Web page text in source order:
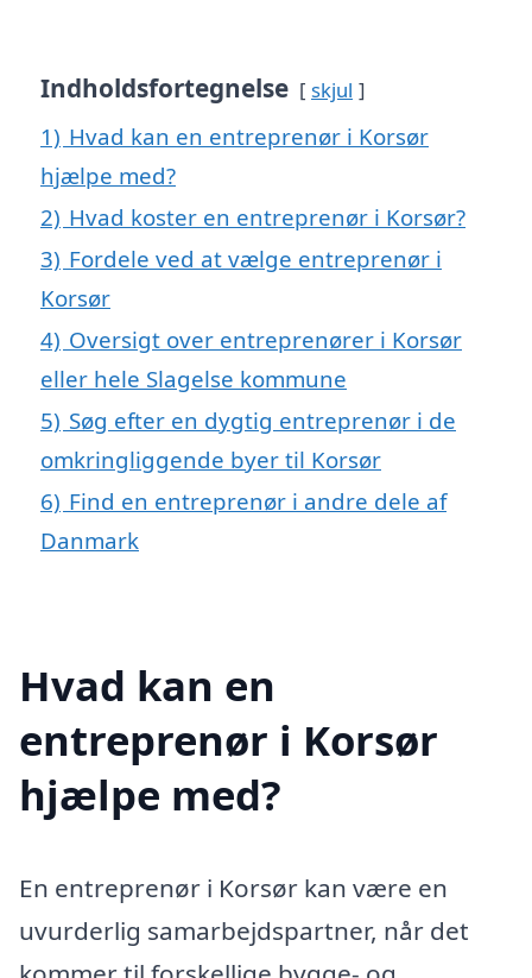
Indholdsfortegnelse skjul
1) Hvad kan en entreprenør i Korsør
hjælpe med?
2) Hvad koster en entreprenør i Korsør?
3) Fordele ved at vælge entreprenør i
Korsør
4) Oversigt over entreprenører i Korsør
eller hele Slagelse kommune
5) Søg efter en dygtig entreprenør i de
omkringliggende byer til Korsør
6) Find en entreprenør i andre dele af
Danmark
Hvad kan en
entreprenør i Korsør
hjælpe med?
En entreprenør i Korsør kan være en
uvurderlig samarbejdspartner, når det